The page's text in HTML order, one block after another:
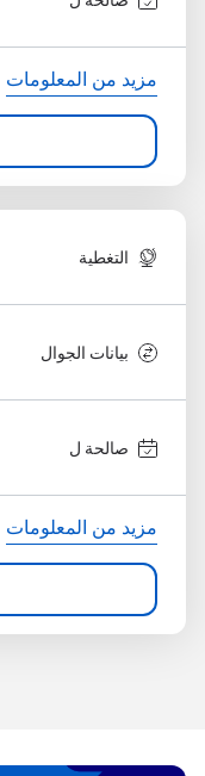
مزيد من المعلومات
التغطية
بيانات الجوال
صالحة ل
مزيد من المعلومات